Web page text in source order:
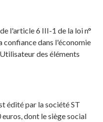
l'article 6 III-1 de la loi n°
confiance dans l'économie
des éléments
édité par la société ST
dont le siège social